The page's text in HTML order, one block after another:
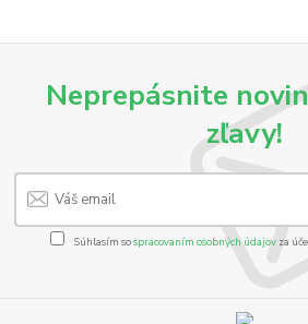
Neprepásnite
zľavy!
Súhlasím sospracovaním osobných údajov za